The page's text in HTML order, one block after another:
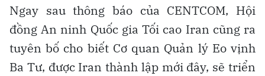
Ngay sau thông báo của CENTCOM, Hội
đồng An ninh Quốc gia Tối cao Iran cũng ra
tuyên bố cho biết Cơ quan Quản lý Eo vịnh
Ba Tư, được Iran thành lập mới đây, sẽ triển